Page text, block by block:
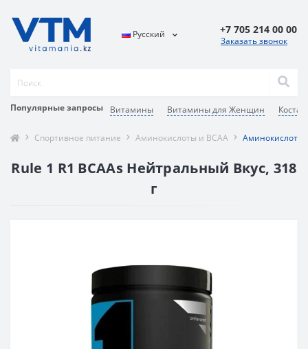
Популярные запросы Витамины Витамины для Женщин
Русский +7 705 214 00 00
Заказать звонок
Спортивное питание Аминокислоты и BCAA
Rule 1 R1 BCAAs Нейтральный Вкус, 318
г